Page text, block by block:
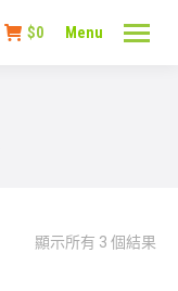
$0 Menu
顯示所有 3 個結果